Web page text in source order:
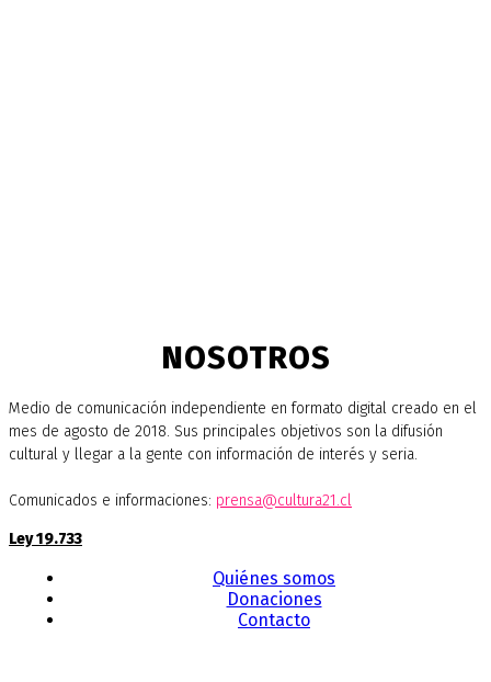
NOSOTROS
Medio de comunicación independiente en formato digital creado en el
mes de agosto de 2018. Sus principales objetivos son la difusión
cultural y llegar a la gente con información de interés y seria.
Comunicados e informaciones: prensa@cultura21.cl
Ley 19.733
Quiénes somos
Donaciones
Contacto